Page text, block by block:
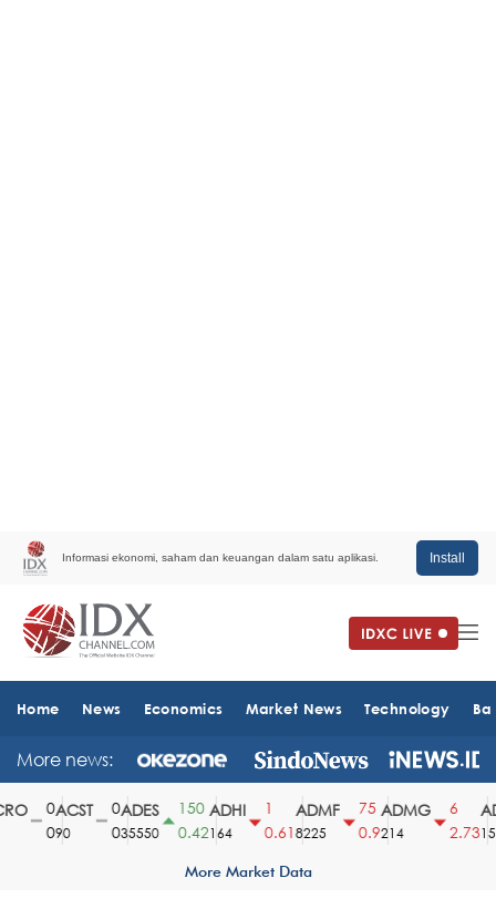
Informasi ekonomi, saham dan keuangan dalam satu aplikasi. Install
Home News Economics Market News Technology
More news:
ACST
90
ADES
35550
150
0.42
ADHI
164
0.61
ADMF
8225
75
0.9
ADMG
214
2.731510
More Market Data